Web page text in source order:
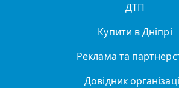
ДТП
Купити в Дніпрі
Реклама та
Довідник